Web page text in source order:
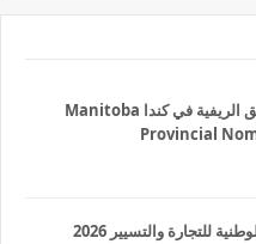
التسجيل للهجرة للمناطق الريفية في كندا Manitoba
Provincial
نتائج النهائية المدرسة الوطنية للتجارة والتسيير 2026